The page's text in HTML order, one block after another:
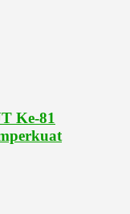
Ke-81